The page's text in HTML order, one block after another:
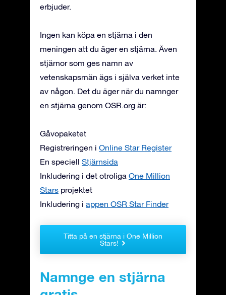
erbjuder.
Ingen kan köpa en stjärna i den
meningen att du äger en stjärna. Även
stjärnor som ges namn av
vetenskapsmän ägs i själva verket inte
av någon. Det du äger när du namnger
en stjärna genom OSR.org är:
Gåvopaketet
Registreringen i Online Star Register
En speciell Stjärnsida
Inkludering i det otroliga One Million
Stars projektet
Inkludering i appen OSR Star Finder
Titta på en stjärna i One Million
Stars!
Namnge en stjärna